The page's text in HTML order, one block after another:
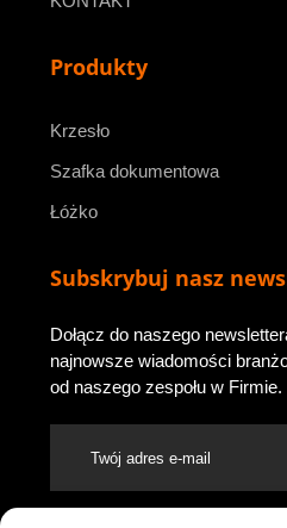
Produkty
Krzesło
Szafka dokumentowa
Łóżko
Subskrybuj nasz
Dołącz do naszego
najnowsze wiadomości
od naszego zespołu w Firmie.